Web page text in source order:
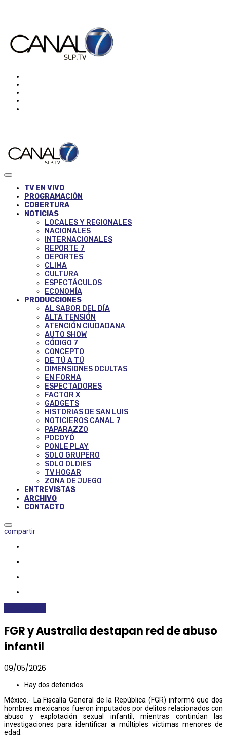
TV EN VIVO
PROGRAMACIÓN
COBERTURA
NOTICIAS
LOCALES Y REGIONALES
NACIONALES
INTERNACIONALES
REPORTE 7
DEPORTES
CLIMA
CULTURA
ESPECTÁCULOS
ECONOMÍA
PRODUCCIONES
AL SABOR DEL DÍA
ALTA TENSIÓN
ATENCIÓN CIUDADANA
AUTO SHOW
CÓDIGO 7
CONCEPTO
DE TÚ A TÚ
DIMENSIONES OCULTAS
EN FORMA
ESPECTADORES
FACTOR X
GADGETS
HISTORIAS DE SAN LUIS
NOTICIEROS CANAL 7
PAPARAZZO
POCOYÓ
PONLE PLAY
SOLO GRUPERO
SOLO OLDIES
TV HOGAR
ZONA DE JUEGO
ENTREVISTAS
ARCHIVO
CONTACTO
compartir
FGR y Australia destapan red de abuso
infantil
09/05/2026
Hay dos detenidos.
México.- La Fiscalía General de la República (FGR) informó que dos
hombres mexicanos fueron imputados por delitos relacionados con
abuso y explotación sexual infantil, mientras continúan las
investigaciones para identificar a múltiples víctimas menores de
edad.